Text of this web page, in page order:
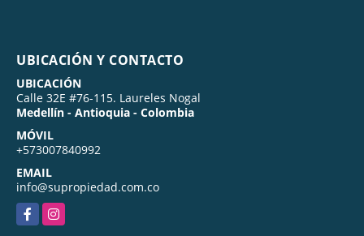
UBICACIÓN Y CONTACTO
UBICACIÓN
Calle 32E #76-115. Laureles Nogal
Medellín - Antioquia - Colombia
MÓVIL
+573007840992
EMAIL
info@supropiedad.com.co
FacebookInstagram